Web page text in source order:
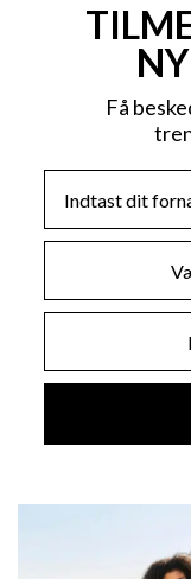
Få